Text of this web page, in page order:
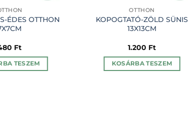
ÉDES OTTHON
Ft
TESZEM
OTTHON
KOPOGTATÓ-ZÖLD SÜNIS
13X13CM
1.200 Ft
KOSÁRBA TESZEM